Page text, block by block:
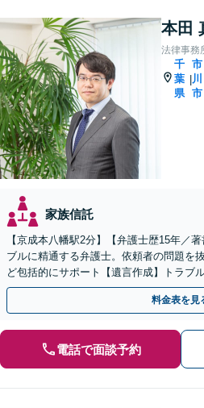
本田
法律事務
千
葉
県
|
市
川
市
家族信託
【京成本八幡駅2分】【弁護士歴15年／
ブルに精通する弁護士。依頼者の問題を
ど包括的にサポート【遺言作成】トラブ
ください！遺言の実現を叶えます【事業
料金表を見
電話で面談予約